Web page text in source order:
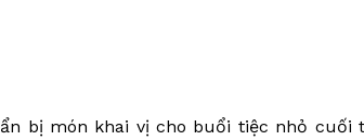
bị món khai vị cho buổi tiệc nhỏ cuối